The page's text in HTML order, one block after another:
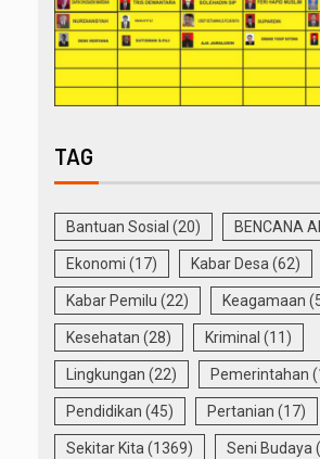
TAG
Bantuan Sosial (20) BENCANA
Ekonomi (17) Kabar Desa (62)
Kabar Pemilu (22) Keagamaan
Kesehatan (28) Kriminal (11)
Lingkungan (22) Pemerintahan
Pendidikan (45) Pertanian (17)
Sekitar Kita (1369) Seni Budaya